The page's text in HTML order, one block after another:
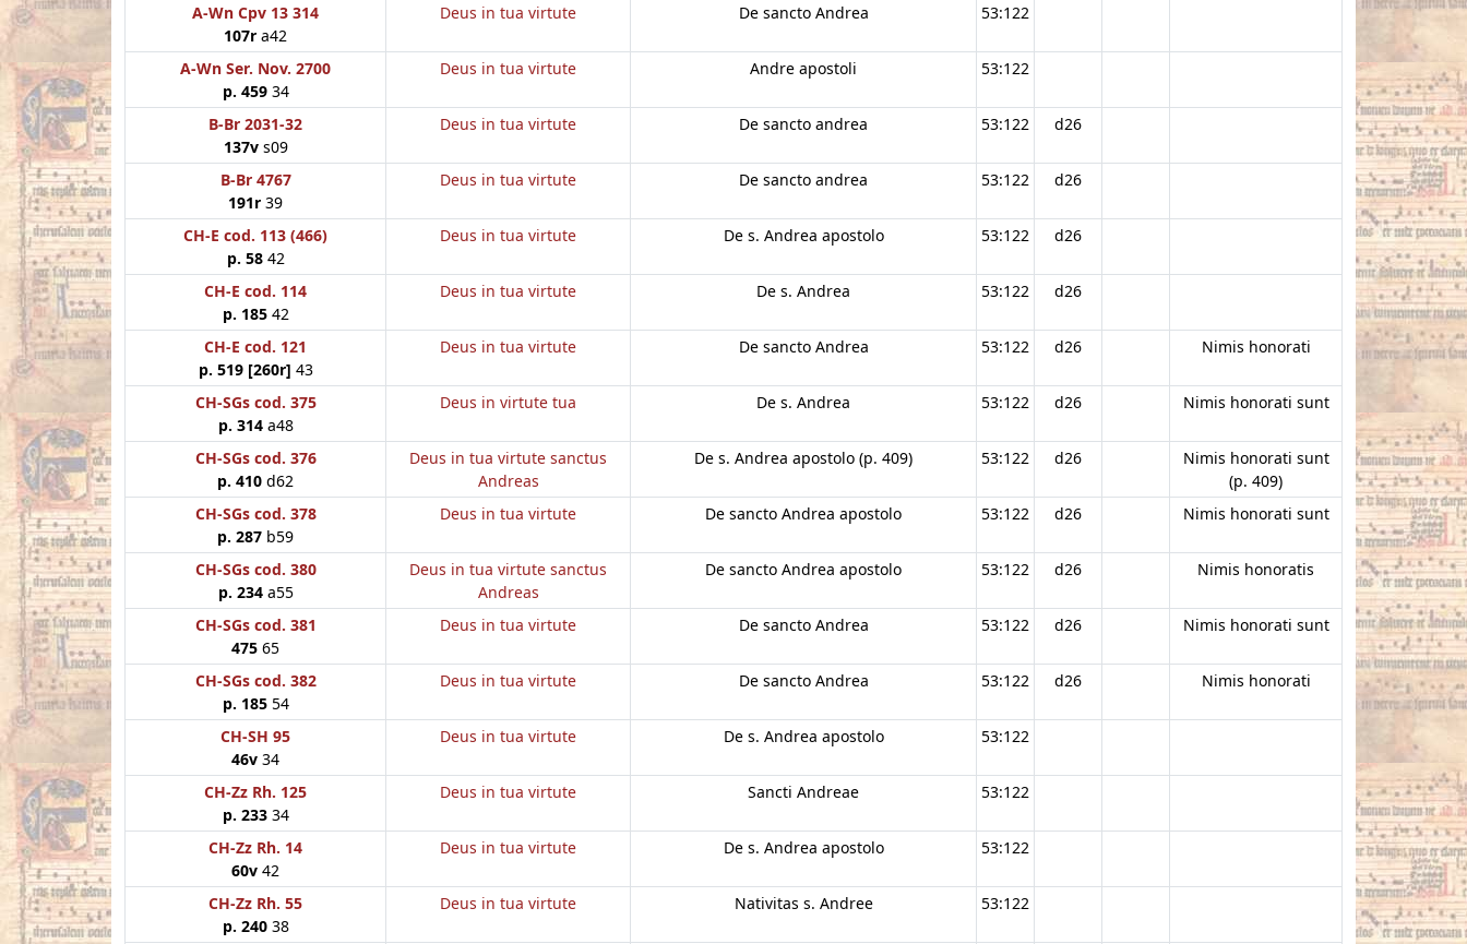
A-Wn Cpv 13 314
107r a42
Deus in tua virtute De sancto Andrea 53:122
A-Wn Ser. Nov. 2700
p. 45934
Deus in tua virtute Andre apostoli 53:122
B-Br 2031-32
137vs09
Deus in tua virtute De sancto andrea 53:122 d26
B-Br 4767
191r 39
Deus in tua virtute De sancto andrea 53:122 d26
CH-E cod. 113 (466)
p. 5842
Deus in tua virtute De s. Andrea apostolo 53:122 d26
CH-E cod. 114
p. 18542
Deus in tua virtute De s. Andrea 53:122 d26
CH-E cod. 121
p. 519 [260r] 43
Deus in tua virtute De sancto Andrea 53:122 d26 Nimis honorati
CH-SGs cod. 375
p. 314a48
Deus in virtute tua De s. Andrea 53:122 d26 Nimis honorati sunt
CH-SGs cod. 376
p. 410 d62
Deus in tua virtute sanctus
Andreas
De s. Andrea apostolo (p. 409) 53:122 d26
Nimis honorati sunt
(p. 409)
CH-SGs cod. 378
p. 287 b59
Deus in tua virtute De sancto Andrea apostolo 53:122 d26 Nimis honorati sunt
CH-SGs cod. 380
p. 234a55
Deus in tua virtute sanctus
Andreas
De sancto Andrea apostolo 53:122 d26 Nimis honoratis
CH-SGs cod. 381
475 65
Deus in tua virtute De sancto Andrea 53:122 d26 Nimis honorati sunt
CH-SGs cod. 382
p. 18554
Deus in tua virtute De sancto Andrea 53:122 d26 Nimis honorati
CH-SH 95
46v 34
Deus in tua virtute De s. Andrea apostolo 53:122
CH-Zz Rh. 125
p. 23334
Deus in tua virtute Sancti Andreae 53:122
CH-Zz Rh. 14
60v 42
Deus in tua virtute De s. Andrea apostolo 53:122
CH-Zz Rh. 55
p. 24038
Deus in tua virtute Nativitas s. Andree 53:122